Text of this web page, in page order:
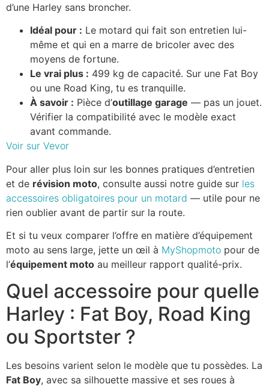
d’une Harley sans broncher.
Idéal pour : Le motard qui fait son entretien lui-
même et qui en a marre de bricoler avec des
moyens de fortune.
Le vrai plus : 499 kg de capacité. Sur une Fat Boy
ou une Road King, tu es tranquille.
À savoir : Pièce d’outillage garage — pas un jouet.
Vérifier la compatibilité avec le modèle exact
avant commande.
Voir sur Vevor
Pour aller plus loin sur les bonnes pratiques d’entretien
et de révision moto, consulte aussi notre guide sur les
accessoires obligatoires pour un motard — utile pour ne
rien oublier avant de partir sur la route.
Et si tu veux comparer l’offre en matière d’équipement
moto au sens large, jette un œil à MyShopmoto pour de
l’équipement moto au meilleur rapport qualité-prix.
Quel accessoire pour quelle
Harley : Fat Boy, Road King
ou Sportster ?
Les besoins varient selon le modèle que tu possèdes. La
Fat Boy, avec sa silhouette massive et ses roues à